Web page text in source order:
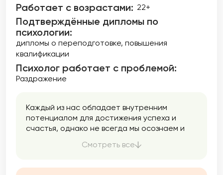
Работает с возрастами: 22+
Подтверждённые дипломы по
психологии:
дипломы о переподготовке повышения
квалификации
Психолог работает с проблемой:
Раздражение
Каждый из нас обладает внутренним
потенциалом для достижения успеха и
счастья, однако не всегда мы осознаем и
заключается в том, чтобы помочь Вам
обратиться ко мне как для единоразовой
Смотреть все